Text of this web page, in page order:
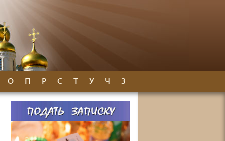
О П Р С Т У Ч З